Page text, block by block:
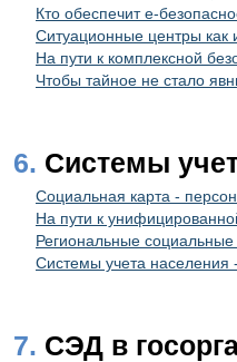
Кто обеспечит е-
Ситуационные центры как
На пути к комплексной
Чтобы тайное не стало
6. Cистемы
Социальная карта -
На пути к
Региональные
Системы учета населения
7. СЭД в